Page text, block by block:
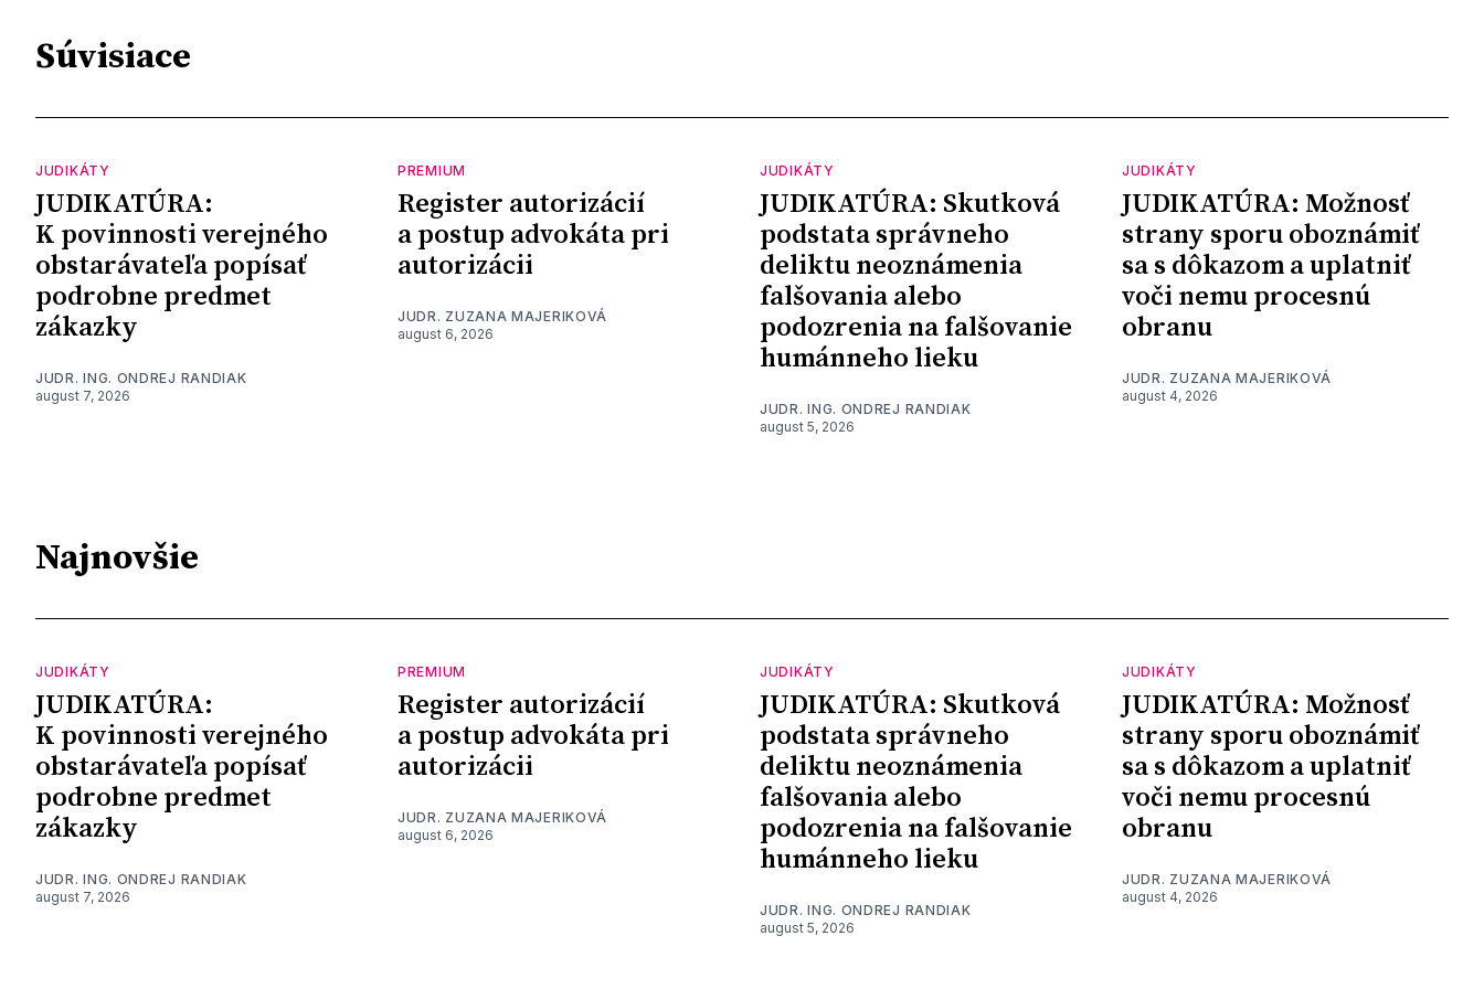
Súvisiace
JUDIKÁTY
JUDIKATÚRA:
K povinnosti verejného
obstarávateľa popísať
podrobne predmet
zákazky
JUDR. ING. ONDREJ RANDIAK
august 7, 2026
PREMIUM
Register autorizácií
a postup advokáta pri
autorizácii
JUDR. ZUZANA MAJERIKOVÁ
august 6, 2026
JUDIKÁTY
JUDIKATÚRA: Skutková
podstata správneho
deliktu neoznámenia
falšovania alebo
podozrenia na falšovanie
humánneho lieku
JUDR. ING. ONDREJ RANDIAK
august 5, 2026
JUDIKÁTY
JUDIKATÚRA: Možnosť
strany sporu oboznámiť
sa s dôkazom a uplatniť
voči nemu procesnú
obranu
JUDR. ZUZANA MAJERIKOVÁ
august 4, 2026
Najnovšie
JUDIKÁTY
JUDIKATÚRA:
K povinnosti verejného
obstarávateľa popísať
podrobne predmet
zákazky
JUDR. ING. ONDREJ RANDIAK
august 7, 2026
PREMIUM
Register autorizácií
a postup advokáta pri
autorizácii
JUDR. ZUZANA MAJERIKOVÁ
august 6, 2026
JUDIKÁTY
JUDIKATÚRA: Skutková
podstata správneho
deliktu neoznámenia
falšovania alebo
podozrenia na falšovanie
humánneho lieku
JUDR. ING. ONDREJ RANDIAK
august 5, 2026
JUDIKÁTY
JUDIKATÚRA: Možnosť
strany sporu oboznámiť
sa s dôkazom a uplatniť
voči nemu procesnú
obranu
JUDR. ZUZANA MAJERIKOVÁ
august 4, 2026